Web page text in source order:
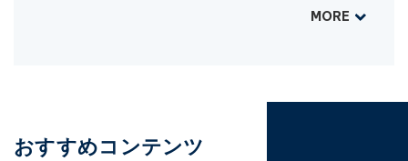
MORE
おすすめコンテンツ